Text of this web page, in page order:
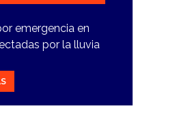
emergencia en
por la lluvia